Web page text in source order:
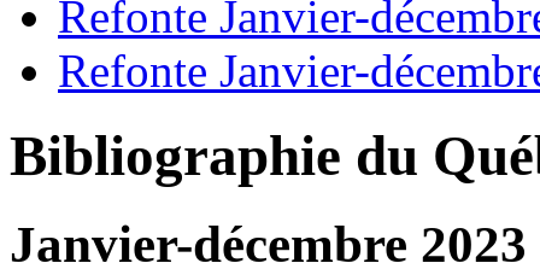
Refonte Janvier-
Refonte Janvier-
Bibliographie du
Janvier-décembre 2023